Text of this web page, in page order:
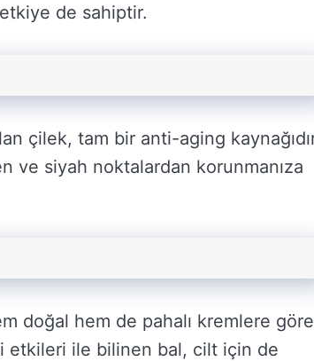
de sahiptir.
çilek, tam bir anti-aging
ve siyah noktalardan korunmanıza
doğal hem de pahalı kremlere göre
etkileri ile bilinen bal, cilt için de